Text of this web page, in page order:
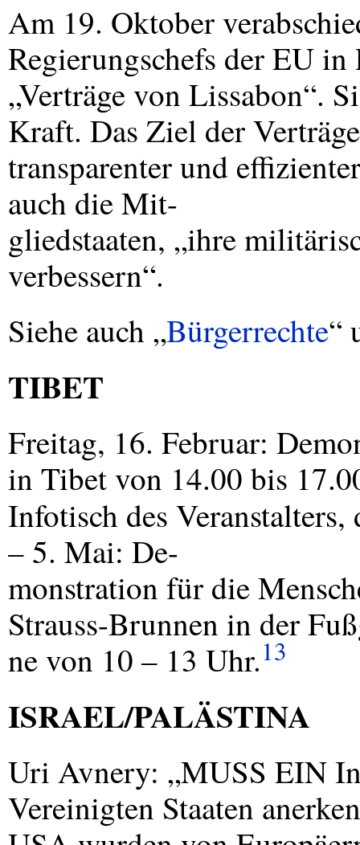
Am 19. Oktober
Regierungschefs der EU
„Verträge von Lissabon“.
Kraft. Das Ziel der
transparenter und
auch die Mit-
gliedstaaten, „ihre
verbessern“.
Siehe auch „Bürgerrechte“
TIBET
Freitag, 16. Februar:
in Tibet von 14.00 bis
Infotisch des
– 5. Mai: De-
monstration für die
Strauss-Brunnen in der
ne von 10 – 13 Uhr.13
ISRAEL/PALÄSTINA
Uri Avnery: „MUSS EIN
Vereinigten Staaten